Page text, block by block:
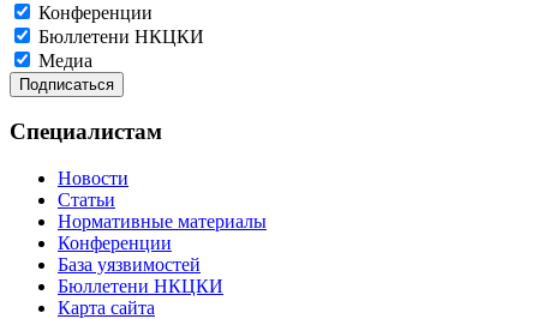
Конференции
Бюллетени НКЦКИ
Медиа
Специалистам
Новости
Статьи
Нормативные материалы
Конференции
База уязвимостей
Бюллетени НКЦКИ
Карта сайта